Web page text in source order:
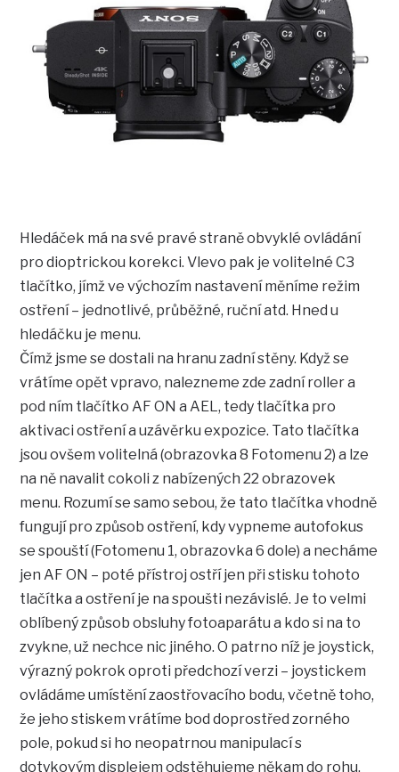
Hledáček má na své pravé straně obvyklé ovládání
pro dioptrickou korekci. Vlevo pak je volitelné C3
tlačítko, jímž ve výchozím nastavení měníme režim
ostření – jednotlivé, průběžné, ruční atd. Hned u
hledáčku je menu.
Čímž jsme se dostali na hranu zadní stěny. Když se
vrátíme opět vpravo, nalezneme zde zadní roller a
pod ním tlačítko AF ON a AEL, tedy tlačítka pro
aktivaci ostření a uzávěrku expozice. Tato tlačítka
jsou ovšem volitelná (obrazovka 8 Fotomenu 2) a lze
na ně navalit cokoli z nabízených 22 obrazovek
menu. Rozumí se samo sebou, že tato tlačítka vhodně
fungují pro způsob ostření, kdy vypneme autofokus
se spouští (Fotomenu 1, obrazovka 6 dole) a necháme
jen AF ON – poté přístroj ostří jen při stisku tohoto
tlačítka a ostření je na spoušti nezávislé. Je to velmi
oblíbený způsob obsluhy fotoaparátu a kdo si na to
zvykne, už nechce nic jiného. O patrno níž je joystick,
výrazný pokrok oproti předchozí verzi – joystickem
ovládáme umístění zaostřovacího bodu, včetně toho,
že jeho stiskem vrátíme bod doprostřed zorného
pole, pokud si ho neopatrnou manipulací s
dotykovým displejem odstěhujeme někam do rohu.